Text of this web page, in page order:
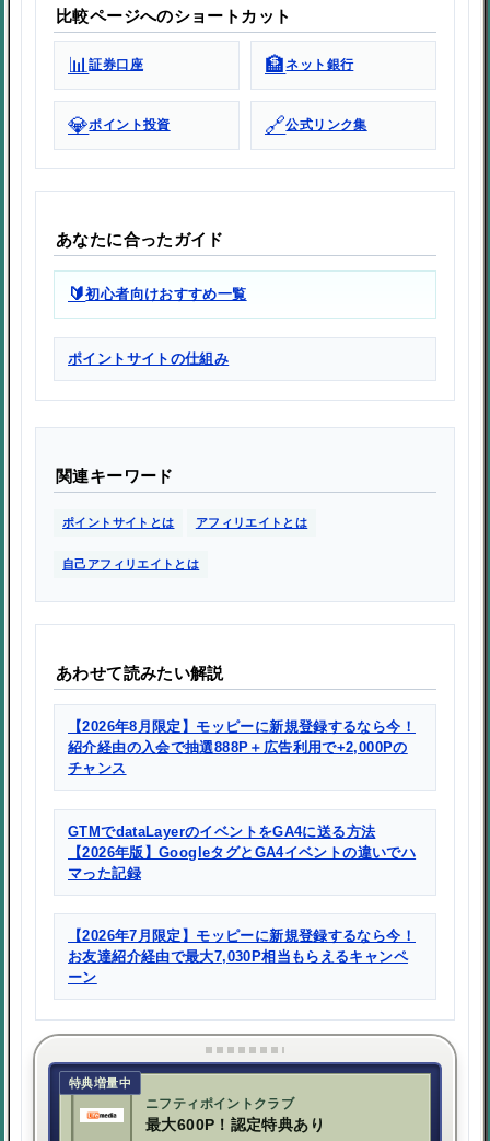
比較ページへのショートカット
📊証券口座 🏦ネット銀行
💎ポイント投資 🔗公式リンク集
あなたに合ったガイド
🔰初心者向けおすすめ一覧
ポイントサイトの仕組み
関連キーワード
ポイントサイトとは アフィリエイトとは
自己アフィリエイトとは
あわせて読みたい解説
【2026年8月限定】モッピーに新規登録するなら今！
紹介経由の入会で抽選888P＋広告利用で+2,000Pの
チャンス
GTMでdataLayerのイベントをGA4に送る方法
【2026年版】GoogleタグとGA4イベントの違いでハ
マった記録
【2026年7月限定】モッピーに新規登録するなら今！
お友達紹介経由で最大7,030P相当もらえるキャンペ
ーン
特典増量中
ニフティポイントクラブ
最大600P！認定特典あり